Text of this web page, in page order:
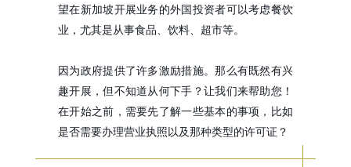
望在新加坡开展业务的外国投资者可以考虑餐饮
业，尤其是从事食品、饮料、超市等。
因为政府提供了许多激励措施。那么有既然有兴
趣开展，但不知道从何下手？让我们来帮助您！
在开始之前，需要先了解一些基本的事项，比如
是否需要办理营业执照以及那种类型的许可证？